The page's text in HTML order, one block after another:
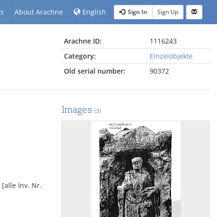
About Arachne English Sign In Sign Up
Arachne ID:
1116243
Category:
Einzelobjekte
Old serial number:
90372
[alle Inv. Nr.
Images (3)